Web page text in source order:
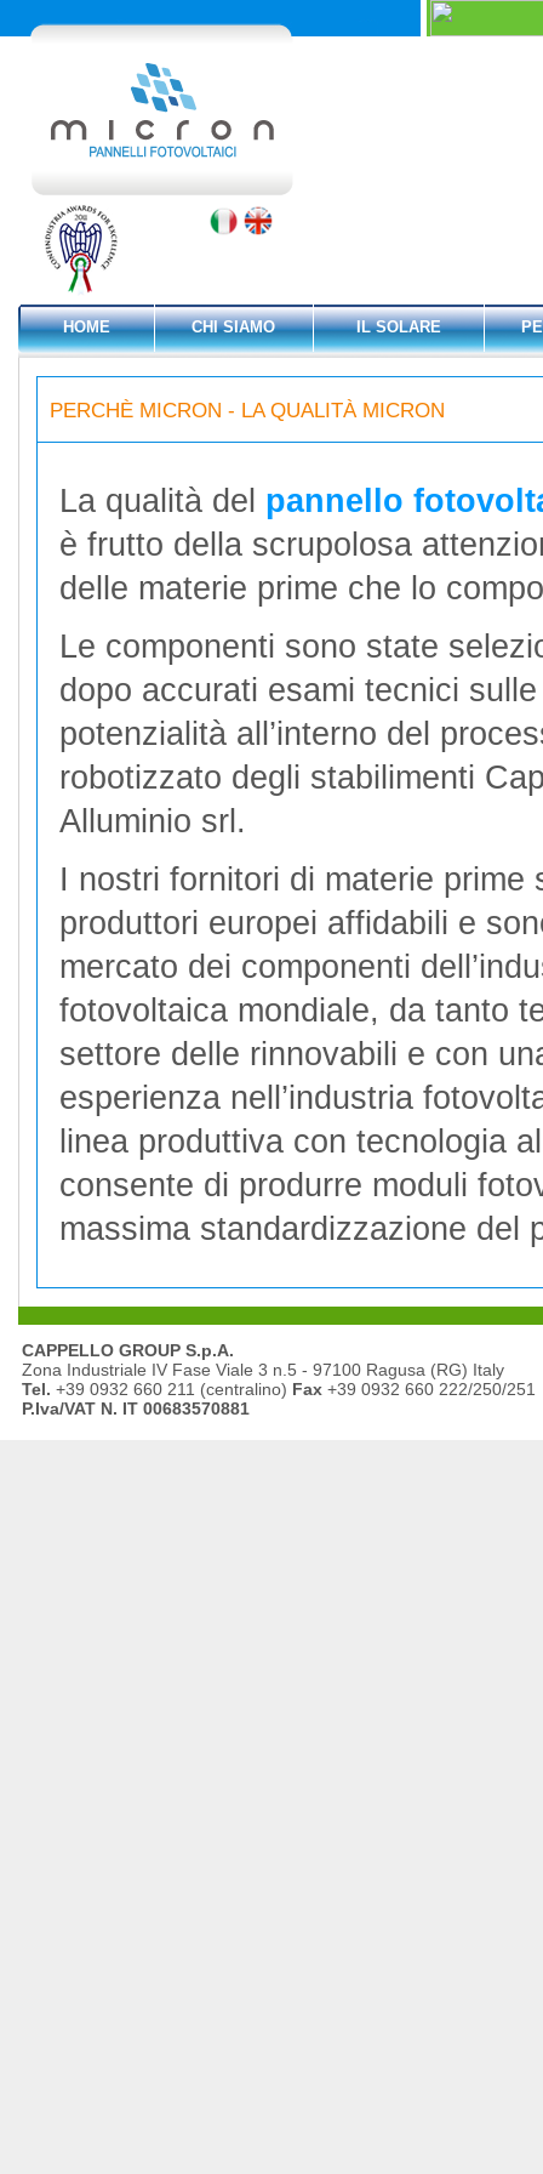
HOME CHI SIAMO IL SOLARE
PERCHÈ MICRON - LA QUALITÀ MICRON
La qualità del pannello
è frutto della scrupolosa
delle materie prime che lo
Le componenti sono state
dopo accurati esami tecnici
potenzialità all’interno del
robotizzato degli stabilimenti
Alluminio srl.
I nostri fornitori di materie prime
produttori europei affidabili e
mercato dei componenti
fotovoltaica mondiale, da tanto
settore delle rinnovabili e con
esperienza nell’industria
linea produttiva con tecnologia
consente di produrre moduli
massima standardizzazione del
CAPPELLO GROUP S.p.A.
Zona Industriale IV Fase Viale 3 n.5 - 97100 Ragusa (RG) Italy
Tel. +39 0932 660 211 (centralino) Fax +39 0932 660 222/250/251
P.Iva/VAT N. IT 00683570881